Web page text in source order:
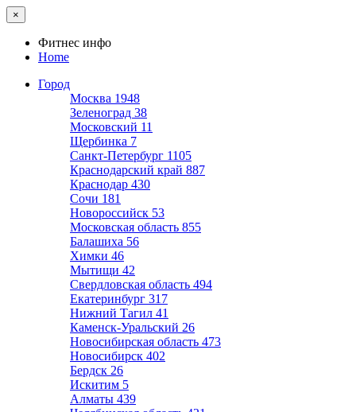
×
Фитнес инфо
Home
Город
Москва 1948
Зеленоград 38
Московский 11
Щербинка 7
Санкт-Петербург 1105
Краснодарский край 887
Краснодар 430
Сочи 181
Новороссийск 53
Московская область 855
Балашиха 56
Химки 46
Мытищи 42
Свердловская область 494
Екатеринбург 317
Нижний Тагил 41
Каменск-Уральский 26
Новосибирская область 473
Новосибирск 402
Бердск 26
Искитим 5
Алматы 439